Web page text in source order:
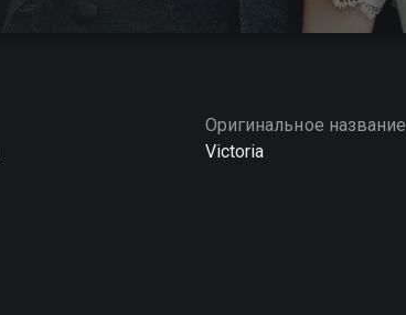
Оригинальное название
Victoria